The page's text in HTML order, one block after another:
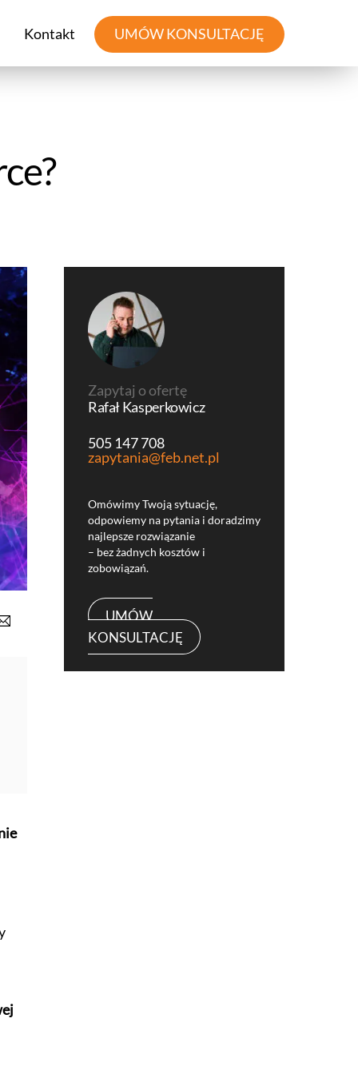
Kontakt UMÓW KONSULTACJĘ
Zapytaj o ofertę
Rafał Kasperkowicz
505 147 708
zapytania@feb.net.pl
Omówimy Twoją sytuację,
odpowiemy na pytania i doradzimy
najlepsze rozwiązanie
– bez żadnych kosztów i
zobowiązań.
UMÓW
KONSULTACJĘ